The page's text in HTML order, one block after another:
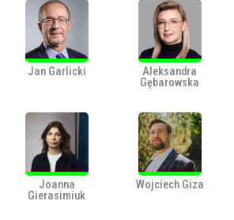
Jan Garlicki
Aleksandra
Gębarowska
Joanna
Gierasimiuk
Wojciech Giza